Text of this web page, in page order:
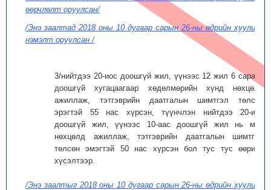
өөрчлөлт оруулсан/
/Энэ заалтад 2018 оны 10 дугаар сарын 26-ны өдрийн хуулиар
нэмэлт оруулсан /
3/нийтдээ 20-иос доошгүй жил, үүнээс 12 жил 6 сараас
доошгүй хугацаагаар хөдөлмөрийн хүнд нөхцөлд
ажиллаж, тэтгэврийн даатгалын шимтгэл төлсөн
эрэгтэй 55 нас хүрсэн, түүнчлэн нийтдээ 20-иос
доошгүй жил, үүнээс 10-аас доошгүй жил нь мөн
нөхцөлд ажиллаж, тэтгэврийн даатгалын шимтгэл
төлсөн эмэгтэй 50 нас хүрсэн бол тус тус өөрийн
хүсэлтээр.
/Энэ заалтыг 2018 оны 10 дугаар сарын 26-ны өдрийн хуулиар